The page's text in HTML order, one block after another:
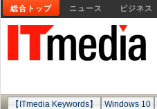
総合トップ ニュース ビジネス
【ITmedia Keywords】 Windows 10